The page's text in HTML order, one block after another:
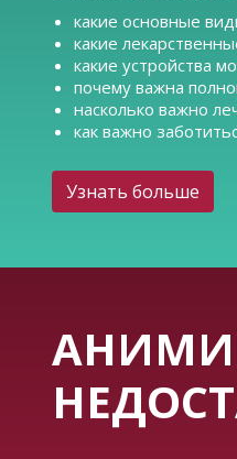
какие основные
какие
какие устройства
почему важна
насколько важно
как важно
Узнать больше